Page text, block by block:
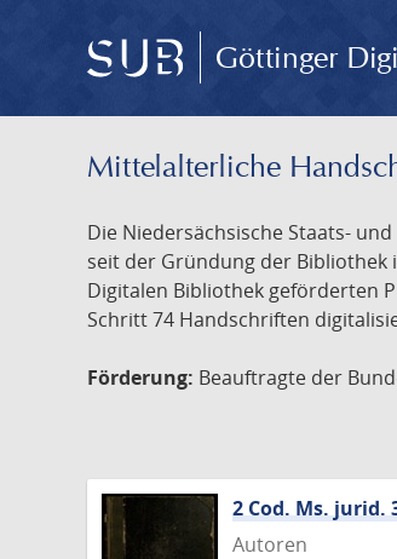
Göttinger
Mittelalterliche
Die Niedersächsische Staats-
seit der Gründung der Bibliothek
Digitalen Bibliothek geförderten
Schritt 74 Handschriften
Förderung: Beauftragte der
2 Cod. Ms.
Autoren